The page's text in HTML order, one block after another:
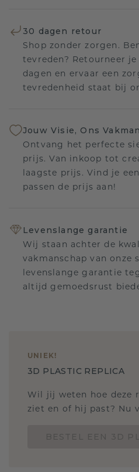
30 dagen retour
Shop zonder zorgen.
tevreden? Retourneer
dagen en ervaar een
tevredenheid staat bij
Jouw Visie, Ons
Ontvang het perfecte
prijs. Van inkoop tot
laagste prijs. Vind je
passen de prijs aan!
Levenslange garantie
Wij staan achter de
vakmanschap van onze
levenslange garantie
altijd gemoedsrust
UNIEK!
3D PLASTIC REPLICA
Wil jij weten hoe deze
ziet en of hij past? Nu